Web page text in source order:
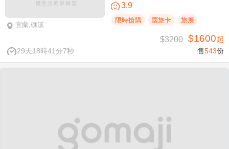
宜蘭,礁溪
3.9
限時搶購 國旅卡 旅展
29天18時41分7秒
$3200 $1600起
售543份